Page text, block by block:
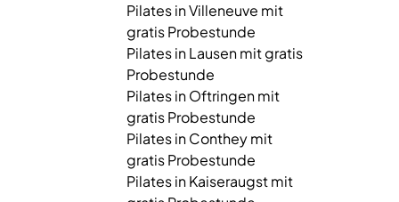
Pilates in Villeneuve mit
gratis Probestunde
Pilates in Lausen mit gratis
Probestunde
Pilates in Oftringen mit
gratis Probestunde
Pilates in Conthey mit
gratis Probestunde
Pilates in Kaiseraugst mit